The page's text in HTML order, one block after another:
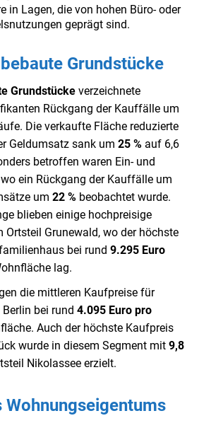
in Lagen, die von hohen Büro- oder
geprägt sind.
Grundstücke
Grundstücke verzeichnete
Rückgang der Kauffälle um
Die verkaufte Fläche reduzierte
Geldumsatz sank um 25 % auf 6,6
betroffen waren Ein- und
ein Rückgang der Kauffälle um
um 22 % beobachtet wurde.
blieben einige hochpreisige
Ortsteil Grunewald, wo der höchste
bei rund 9.295 Euro
lag.
die mittleren Kaufpreise für
bei rund 4.095 Euro pro
Auch der höchste Kaufpreis
wurde in diesem Segment mit 9,8
Nikolassee erzielt.